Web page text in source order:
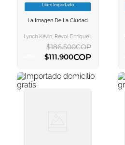
VER INFORMACION
Libro Importado
La Imagen De La Ciudad
Lynch Kevin, Revol Enrique Luis
$186.500COP
$111.900COP
AGREGAR AL CARRITO